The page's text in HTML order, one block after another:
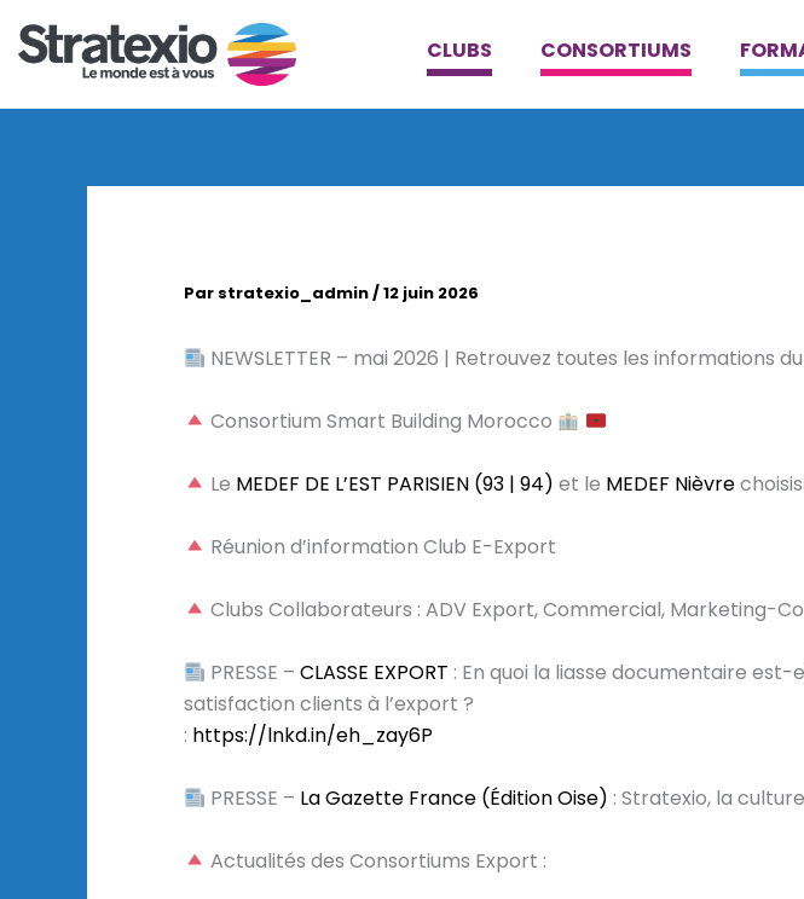
au
CLUBS CONSORTIUMS
Par stratexio_admin/12 juin 2026
NEWSLETTER – mai 2026 | Retrouvez toutes les informations
Consortium Smart Building Morocco
Le MEDEF DE L’EST PARISIEN (93 | 94) et le MEDEF Nièvre
Réunion d’information Club E-Export
Clubs Collaborateurs : ADV Export, Commercial, Marketing-
PRESSE –CLASSE EXPORT : En quoi la liasse documentaire
satisfaction clients à l’export ?
: https://lnkd.in/eh_zay6P
PRESSE – La Gazette France (Édition Oise) : Stratexio, la
Actualités des Consortiums Export :